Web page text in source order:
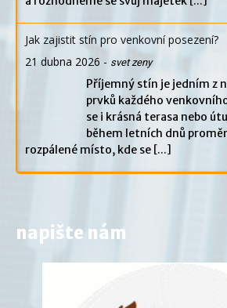
Jak zajistit stín pro venkovní posezení?
21 dubna 2026 - svet zeny
Příjemný stín je jedním z
prvků každého
se i krásná terasa nebo
během letních dnů
rozpálené místo, kde se [...]
napište nám